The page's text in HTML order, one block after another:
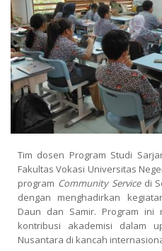
Tim dosen Program Studi
Fakultas Vokasi Universitas
program Community Servicedi
dengan menghadirkan
Daun dan Samir. Program
kontribusi akademisi dalam
Nusantara di kancah